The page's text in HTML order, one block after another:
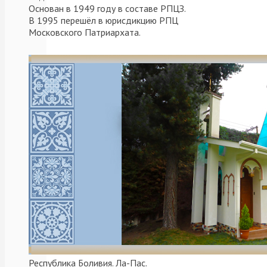
Основан в 1949 году в составе РПЦЗ.
В 1995 перешёл в юрисдикцию РПЦ
Московского Патриархата.
Республика Боливия. Ла-Пас.
которые
посвящены
800-
летию
дня
рождения
Александра
Невского.
Тематические
ролики
повествуют
жизни
и
подвигах